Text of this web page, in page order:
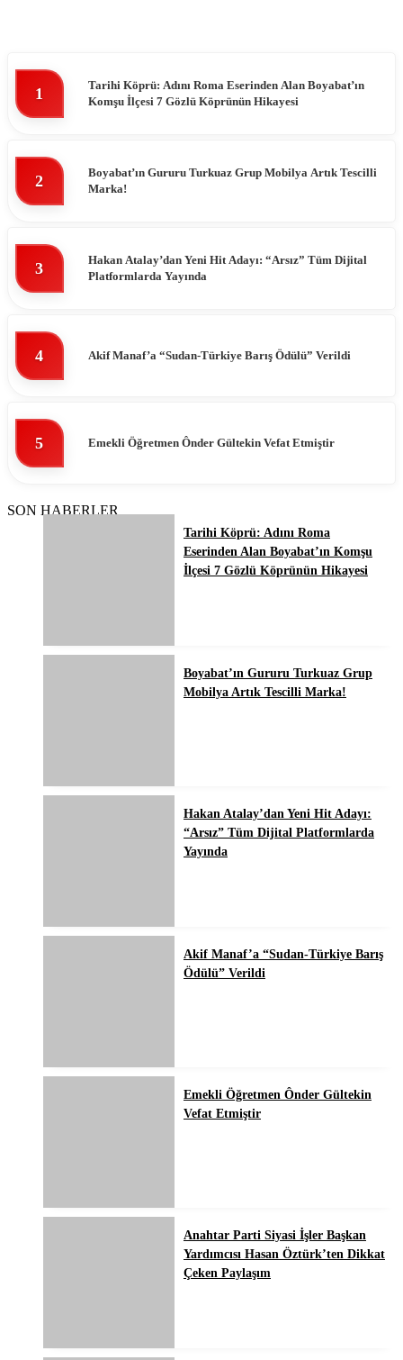
1
Tarihi Köprü: Adını Roma Eserinden Alan Boyabat’ın
Komşu İlçesi 7 Gözlü Köprünün Hikayesi
2
Boyabat’ın Gururu Turkuaz Grup Mobilya Artık Tescilli
Marka!
3
Hakan Atalay’dan Yeni Hit Adayı: “Arsız” Tüm Dijital
Platformlarda Yayında
4 Akif Manaf’a “Sudan-Türkiye Barış Ödülü” Verildi
5 Emekli Öğretmen Ônder Gültekin Vefat Etmiştir
SON HABERLER
Tarihi Köprü: Adını Roma
Eserinden Alan Boyabat’ın Komşu
İlçesi 7 Gözlü Köprünün Hikayesi
Boyabat’ın Gururu Turkuaz Grup
Mobilya Artık Tescilli Marka!
Hakan Atalay’dan Yeni Hit Adayı:
“Arsız” Tüm Dijital Platformlarda
Yayında
Akif Manaf’a “Sudan-Türkiye Barış
Ödülü” Verildi
Emekli Öğretmen Ônder Gültekin
Vefat Etmiştir
Anahtar Parti Siyasi İşler Başkan
Yardımcısı Hasan Öztürk’ten Dikkat
Çeken Paylaşım